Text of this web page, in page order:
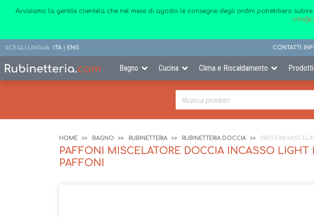
Avvisiamo la gentile clientela che nel mese di agosto le consegne degli ordini potrebbero
SCEGLI LINGUA : ITA | ENG CONTATTI:
Bagno Cucina Clima e Riscaldamento
HOME BAGNO RUBINETTERIA RUBINETTERIA DOCCIA PAFFONI
PAFFONI MISCELATORE DOCCIA INCASSO LIGHT
PAFFONI